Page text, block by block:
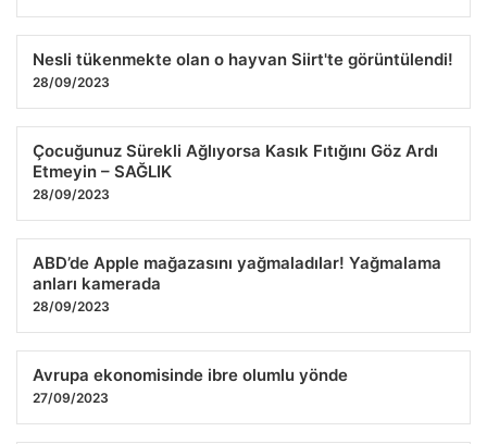
Nesli tükenmekte olan o hayvan Siirt'te görüntülendi!
28/09/2023
Çocuğunuz Sürekli Ağlıyorsa Kasık Fıtığını Göz Ardı
Etmeyin – SAĞLIK
28/09/2023
ABD’de Apple mağazasını yağmaladılar! Yağmalama
anları kamerada
28/09/2023
Avrupa ekonomisinde ibre olumlu yönde
27/09/2023